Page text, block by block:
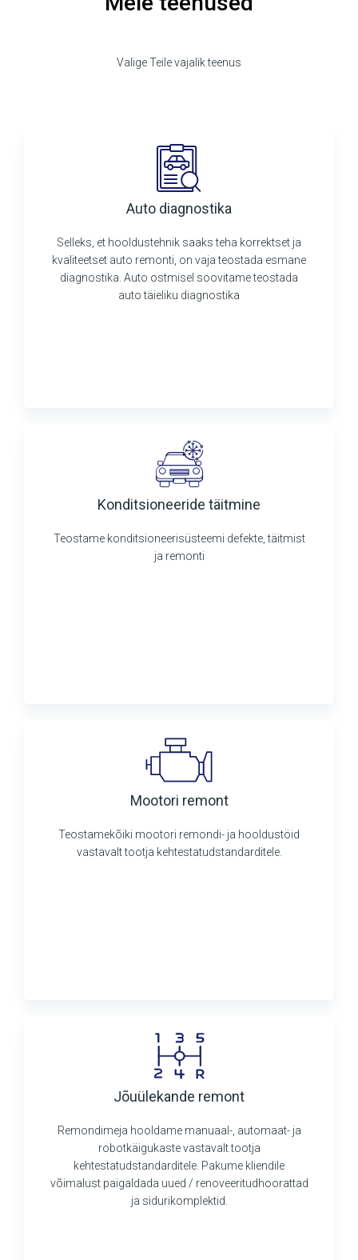
Valige Teile vajalik teenus
Auto diagnostika
Selleks, et hooldustehnik saaks teha korrektset ja
kvaliteetset auto remonti, on vaja teostada esmane
diagnostika. Auto ostmisel soovitame teostada
auto täieliku diagnostika
Konditsioneeride täitmine
Teostame konditsioneerisüsteemi defekte, täitmist
ja remonti
Mootori remont
Teostamekõiki mootori remondi- ja hooldustöid
vastavalt tootja kehtestatudstandarditele.
Jõuülekande remont
Remondimeja hooldame manuaal-, automaat- ja
robotkäigukaste vastavalt tootja
kehtestatudstandarditele. Pakume kliendile
võimalust paigaldada uued / renoveeritudhoorattad
ja sidurikomplektid.